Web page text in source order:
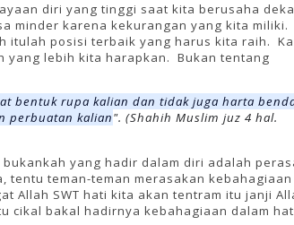
diri yang tinggi saat kita berusaha
minder karena kekurangan yang kita miliki.
itulah posisi terbaik yang harus kita raih.
yang lebih kita harapkan. Bukan tentang
bentuk rupa kalian dan tidak juga harta
perbuatan kalian". (Shahih Muslim juz 4 hal.
yang hadir dalam diri adalah
tentu teman-teman merasakan
Allah SWT hati kita akan tentram itu janji
cikal bakal hadirnya kebahagiaan dalam